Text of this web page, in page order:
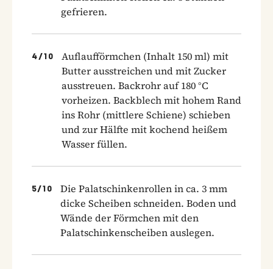
gefrieren.
4 /10
Auflaufförmchen (Inhalt 150 ml) mit
Butter ausstreichen und mit Zucker
ausstreuen. Backrohr auf 180 °C
vorheizen. Backblech mit hohem Rand
ins Rohr (mittlere Schiene) schieben
und zur Hälfte mit kochend heißem
Wasser füllen.
5/10
Die Palatschinkenrollen in ca. 3 mm
dicke Scheiben schneiden. Boden und
Wände der Förmchen mit den
Palatschinkenscheiben auslegen.